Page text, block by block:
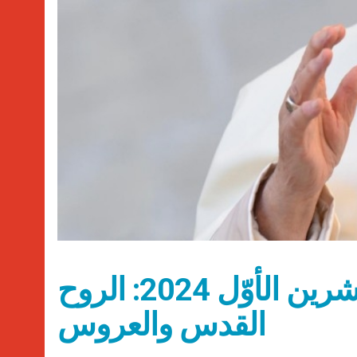
عناوين نشرة الأربعاء 30 تشرين الأوّل 2024: الروح
القدس والعروس